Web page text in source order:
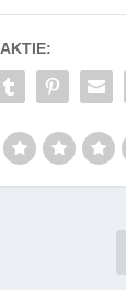
AKTIE: